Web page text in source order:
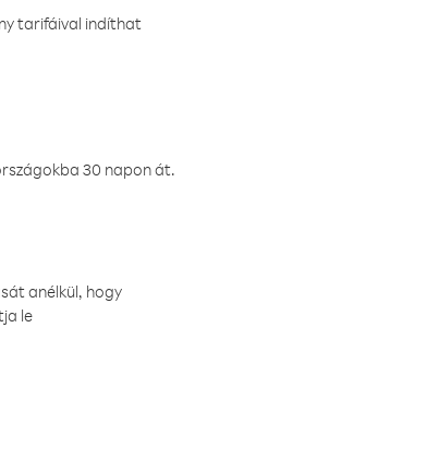
tarifáival indíthat
30 napon át.
anélkül, hogy
le